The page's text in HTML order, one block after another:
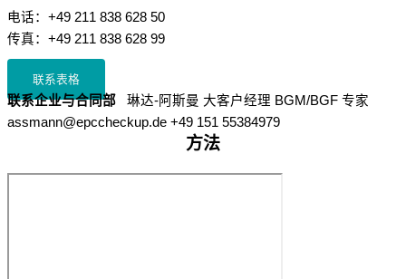
电话：+49 211 838 628 50
传真：+49 211 838 628 99
联系表格
联系企业与合同部 琳达-阿斯曼 大客户经理 BGM/BGF 专家
assmann@epccheckup.de +49 151 55384979
方法